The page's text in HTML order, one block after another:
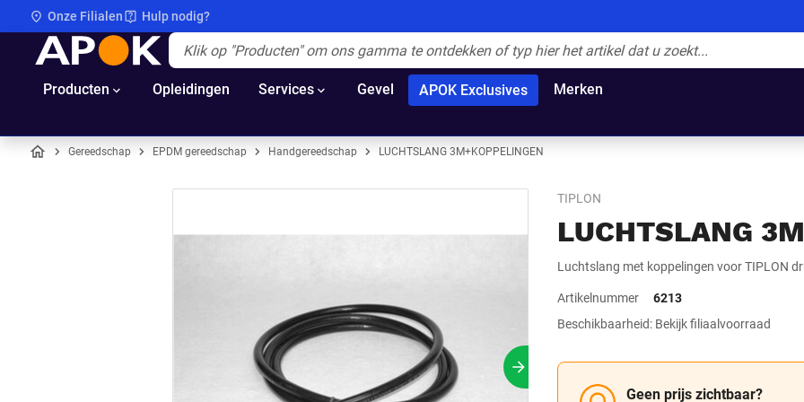
Onze Filialen Hulp nodig?
APOK
Producten Opleidingen Services Gevel APOK Exclusives Merken
Gereedschap EPDM gereedschap Handgereedschap LUCHTSLANG 3M+KOPPELINGEN
TIPLON
LUCHTSLANG
Luchtslang met koppelingen voor TIPLON
Volgende slide
Artikelnummer
6213
Beschikbaarheid: Bekijk filiaalvoorraad
Geen prijs zichtbaar?